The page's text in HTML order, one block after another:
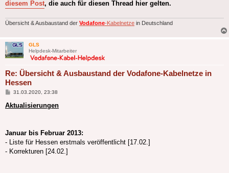
diesem Post, die auch für diesen Thread hier gelten.
Übersicht & Ausbaustand der Vodafone-Kabelnetze in Deutschland
GLS
Helpdesk-Mitarbeiter
Re: Übersicht & Ausbaustand der Vodafone-Kabelnetze in
Hessen
Beitrag
31.03.2020, 23:38
Aktualisierungen
Januar bis Februar 2013:
- Liste für Hessen erstmals veröffentlicht [17.02.]
- Korrekturen [24.02.]